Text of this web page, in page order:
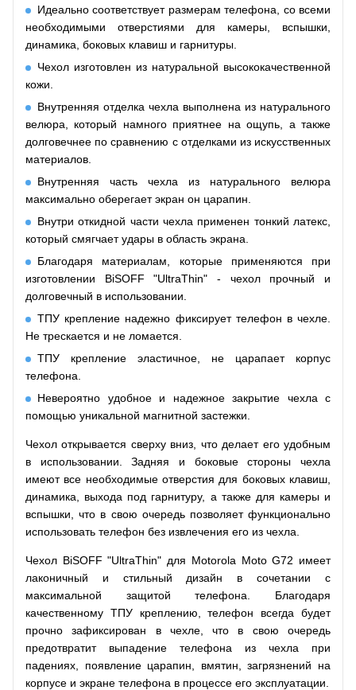
Идеально соответствует размерам телефона, со всеми
необходимыми отверстиями для камеры, вспышки,
динамика, боковых клавиш и гарнитуры.
Чехол изготовлен из натуральной высококачественной
кожи.
Внутренняя отделка чехла выполнена из натурального
велюра, который намного приятнее на ощупь, а также
долговечнее по сравнению с отделками из искусственных
материалов.
Внутренняя часть чехла из натурального велюра
максимально оберегает экран он царапин.
Внутри откидной части чехла применен тонкий латекс,
который смягчает удары в область экрана.
Благодаря материалам, которые применяются при
изготовлении BiSOFF "UltraThin" - чехол прочный и
долговечный в использовании.
ТПУ крепление надежно фиксирует телефон в чехле.
Не трескается и не ломается.
ТПУ крепление эластичное, не царапает корпус
телефона.
Невероятно удобное и надежное закрытие чехла с
помощью уникальной магнитной застежки.
Чехол открывается сверху вниз, что делает его удобным
в использовании. Задняя и боковые стороны чехла
имеют все необходимые отверстия для боковых клавиш,
динамика, выхода под гарнитуру, а также для камеры и
вспышки, что в свою очередь позволяет функционально
использовать телефон без извлечения его из чехла.
Чехол BiSOFF "UltraThin" для Motorola Moto G72 имеет
лаконичный и стильный дизайн в сочетании с
максимальной защитой телефона. Благодаря
качественному ТПУ креплению, телефон всегда будет
прочно зафиксирован в чехле, что в свою очередь
предотвратит выпадение телефона из чехла при
падениях, появление царапин, вмятин, загрязнений на
корпусе и экране телефона в процессе его эксплуатации.